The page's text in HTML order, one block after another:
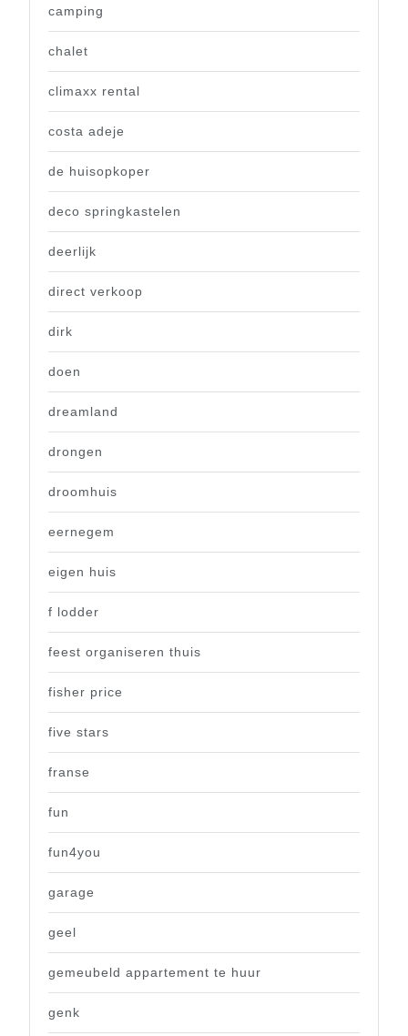
camping
chalet
climaxx rental
costa adeje
de huisopkoper
deco springkastelen
deerlijk
direct verkoop
dirk
doen
dreamland
drongen
droomhuis
eernegem
eigen huis
f lodder
feest organiseren thuis
fisher price
five stars
franse
fun
fun4you
garage
geel
gemeubeld appartement te huur
genk